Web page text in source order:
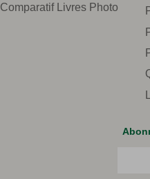
Comparatif Livres Photo